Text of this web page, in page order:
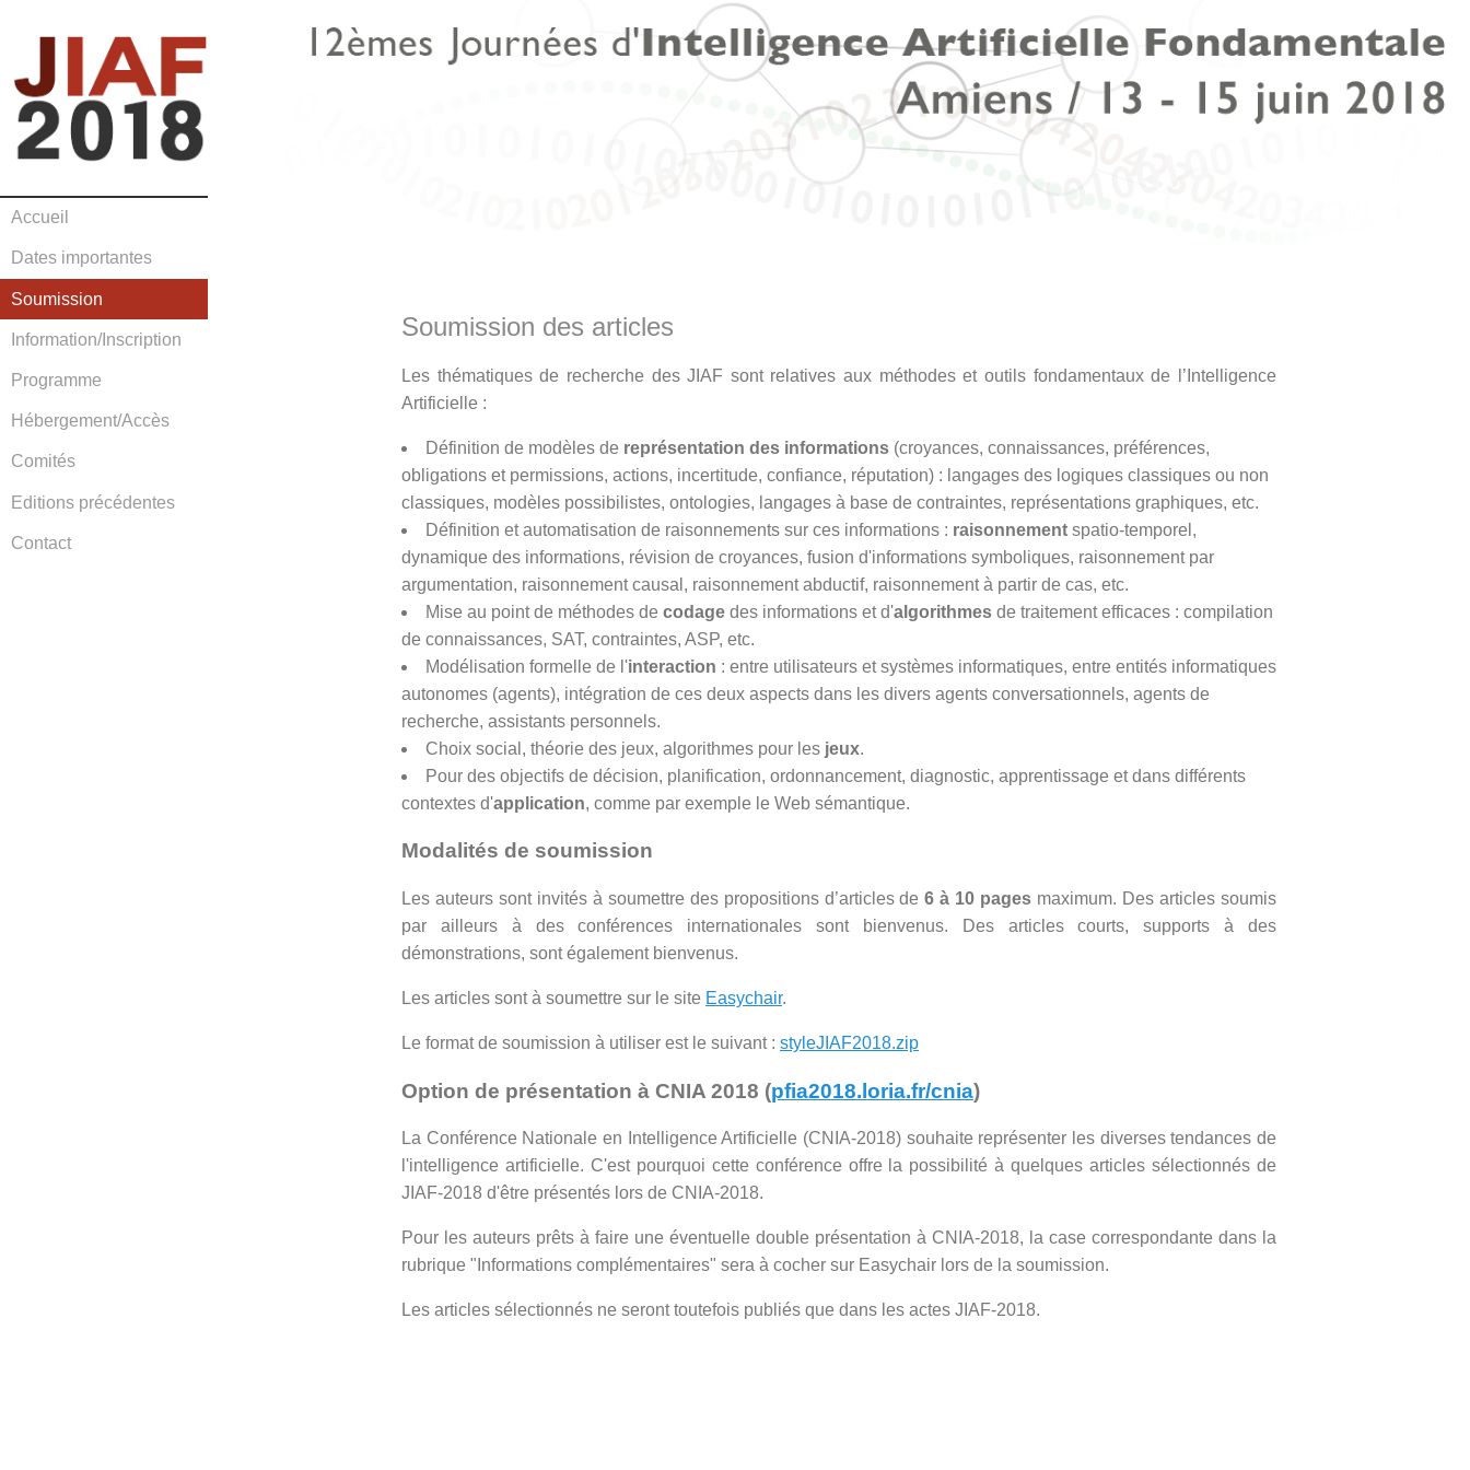
Accueil
Dates importantes
Soumission
Information/Inscription
Programme
Hébergement/Accès
Comités
Editions précédentes
Contact
Soumission des articles
Les thématiques de recherche des JIAF sont relatives aux méthodes et outils fondamentaux de l’Intelligence
Artificielle :
Définition de modèles de représentation des informations (croyances, connaissances, préférences,
obligations et permissions, actions, incertitude, confiance, réputation) : langages des logiques classiques ou non
classiques, modèles possibilistes, ontologies, langages à base de contraintes, représentations graphiques, etc.
Définition et automatisation de raisonnements sur ces informations : raisonnement spatio-temporel,
dynamique des informations, révision de croyances, fusion d'informations symboliques, raisonnement par
argumentation, raisonnement causal, raisonnement abductif, raisonnement à partir de cas, etc.
Mise au point de méthodes de codage des informations et d'algorithmes de traitement efficaces : compilation
de connaissances, SAT, contraintes, ASP, etc.
Modélisation formelle de l'interaction : entre utilisateurs et systèmes informatiques, entre entités informatiques
autonomes (agents), intégration de ces deux aspects dans les divers agents conversationnels, agents de
recherche, assistants personnels.
Choix social, théorie des jeux, algorithmes pour les jeux.
Pour des objectifs de décision, planification, ordonnancement, diagnostic, apprentissage et dans différents
contextes d'application, comme par exemple le Web sémantique.
Modalités de soumission
Les auteurs sont invités à soumettre des propositions d’articles de6 à 10 pages maximum. Des articles soumis
par ailleurs à des conférences internationales sont bienvenus. Des articles courts, supports à des
démonstrations, sont également bienvenus.
Les articles sont à soumettre sur le site Easychair.
Le format de soumission à utiliser est le suivant : styleJIAF2018.zip
Option de présentation à CNIA 2018 (pfia2018.loria.fr/cnia)
La Conférence Nationale en Intelligence Artificielle (CNIA-2018) souhaite représenter les diverses tendances de
l'intelligence artificielle. C'est pourquoi cette conférence offre la possibilité à quelques articles sélectionnés de
JIAF-2018 d'être présentés lors de CNIA-2018.
Pour les auteurs prêts à faire une éventuelle double présentation à CNIA-2018, la case correspondante dans la
rubrique "Informations complémentaires" sera à cocher sur Easychair lors de la soumission.
Les articles sélectionnés ne seront toutefois publiés que dans les actes JIAF-2018.